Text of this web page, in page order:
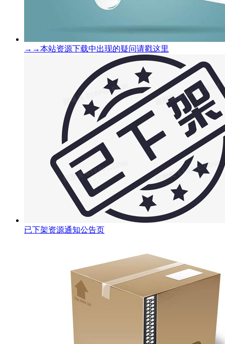
→→本站资源下载中出现的疑问请戳这里
已下架资源通知公告页